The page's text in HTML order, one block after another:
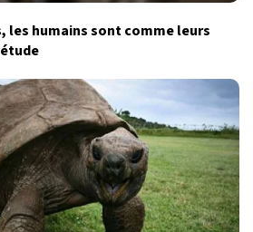
les humains sont comme leurs